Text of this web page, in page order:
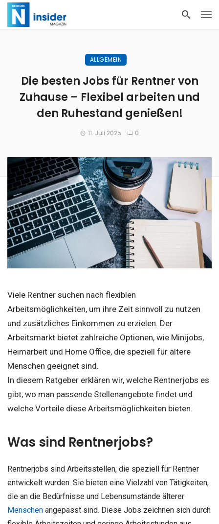
ALLGEMEIN
Die besten Jobs für Rentner von
Zuhause – Flexibel arbeiten und
den Ruhestand genießen!
11. Juli 2025 0
Viele Rentner suchen nach flexiblen
Arbeitsmöglichkeiten, um ihre Zeit sinnvoll zu nutzen
und zusätzliches Einkommen zu erzielen. Der
Arbeitsmarkt bietet zahlreiche Optionen, wie Minijobs,
Heimarbeit und Home Office, die speziell für ältere
Menschen geeignet sind.
In diesem Ratgeber erklären wir, welche Rentnerjobs es
gibt, wo man passende Stellenangebote findet und
welche Vorteile diese Arbeitsmöglichkeiten bieten.
Was sind Rentnerjobs?
Rentnerjobs sind Arbeitsstellen, die speziell für Rentner
entwickelt wurden. Sie bieten eine Vielzahl von Tätigkeiten,
die an die Bedürfnisse und Lebensumstände älterer
Menschen angepasst sind. Diese Jobs zeichnen sich durch